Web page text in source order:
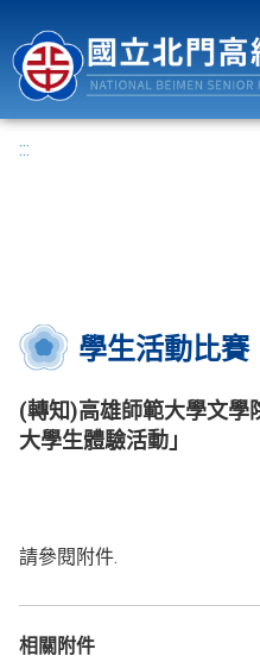
:::
學生活動比賽
(轉知)高雄師範大學文學
大學生體驗活動」
請參閱附件.
相關附件